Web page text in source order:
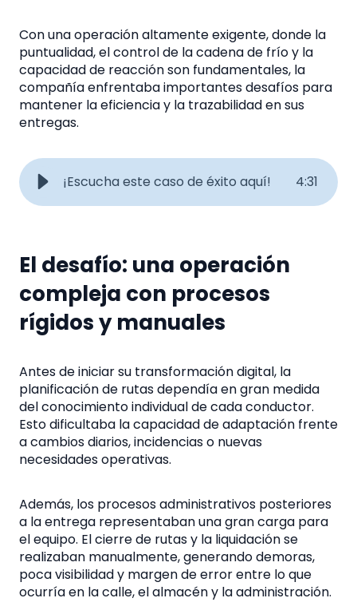
Con una operación altamente exigente, donde la
puntualidad, el control de la cadena de frío y la
capacidad de reacción son fundamentales, la
compañía enfrentaba importantes desafíos para
mantener la eficiencia y la trazabilidad en sus
entregas.
¡Escucha este caso de éxito aquí! 4:31
El desafío: una operación
compleja con procesos
rígidos y manuales
Antes de iniciar su transformación digital, la
planificación de rutas dependía en gran medida
del conocimiento individual de cada conductor.
Esto dificultaba la capacidad de adaptación frente
a cambios diarios, incidencias o nuevas
necesidades operativas.
Además, los procesos administrativos posteriores
a la entrega representaban una gran carga para
el equipo. El cierre de rutas y la liquidación se
realizaban manualmente, generando demoras,
poca visibilidad y margen de error entre lo que
ocurría en la calle, el almacén y la administración.